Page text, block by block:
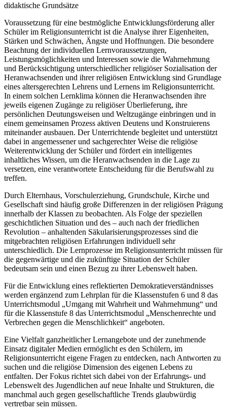
didaktische Grundsätze
Voraussetzung für eine bestmögliche Entwicklungsförderung aller
Schüler im Religionsunterricht ist die Analyse ihrer Eigenheiten,
Stärken und Schwächen, Ängste und Hoffnungen. Die besondere
Beachtung der individuellen Lernvoraussetzungen,
Leistungsmöglichkeiten und Interessen sowie die Wahrnehmung
und Berücksichtigung unterschiedlicher religiöser Sozialisation der
Heranwachsenden und ihrer religiösen Entwicklung sind Grundlage
eines altersgerechten Lehrens und Lernens im Religionsunterricht.
In einem solchen Lernklima können die Heranwachsenden ihre
jeweils eigenen Zugänge zu religiöser Überlieferung, ihre
persönlichen Deutungsweisen und Weltzugänge einbringen und in
einem gemeinsamen Prozess aktiven Deutens und Konstruierens
miteinander ausbauen. Der Unterrichtende begleitet und unterstützt
dabei in angemessener und sachgerechter Weise die religiöse
Weiterentwicklung der Schüler und fördert ein intelligentes
inhaltliches Wissen, um die Heranwachsenden in die Lage zu
versetzen, eine verantwortete Entscheidung für die Berufswahl zu
treffen.
Durch Elternhaus, Vorschulerziehung, Grundschule, Kirche und
Gesellschaft sind häufig große Differenzen in der religiösen Prägung
innerhalb der Klassen zu beobachten. Als Folge der speziellen
geschichtlichen Situation und des – auch nach der friedlichen
Revolution – anhaltenden Säkularisierungsprozesses sind die
mitgebrachten religiösen Erfahrungen individuell sehr
unterschiedlich. Die Lernprozesse im Religionsunterricht müssen für
die gegenwärtige und die zukünftige Situation der Schüler
bedeutsam sein und einen Bezug zu ihrer Lebenswelt haben.
Für die Entwicklung eines reflektierten Demokratieverständnisses
werden ergänzend zum Lehrplan für die Klassenstufen 6 und 8 das
Unterrichtsmodul „Umgang mit Wahrheit und Wahrnehmung“ und
für die Klassenstufe 8 das Unterrichtsmodul „Menschenrechte und
Verbrechen gegen die Menschlichkeit“ angeboten.
Eine Vielfalt ganzheitlicher Lernangebote und der zunehmende
Einsatz digitaler Medien ermöglicht es den Schülern, im
Religionsunterricht eigene Fragen zu entdecken, nach Antworten zu
suchen und die religiöse Dimension des eigenen Lebens zu
entfalten. Der Fokus richtet sich dabei von der Erfahrungs- und
Lebenswelt des Jugendlichen auf neue Inhalte und Strukturen, die
manchmal auch gegen gesellschaftliche Trends glaubwürdig
vertretbar sein müssen.